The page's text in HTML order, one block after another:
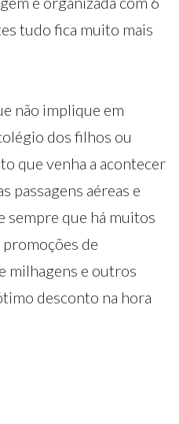
tudo fica muito mais
não implique em
dos filhos ou
que venha a acontecer
passagens aéreas e
sempre que há muitos
promoções de
milhagens e outros
desconto na hora